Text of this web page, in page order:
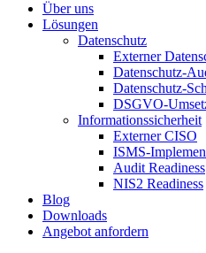
Über uns
Lösungen
Datenschutz
Externer
Datenschutz-
Datenschutz-
DSGVO-
Informationssicherheit
Externer CISO
ISMS-
Audit Readiness
NIS2 Readiness
Blog
Downloads
Angebot anfordern